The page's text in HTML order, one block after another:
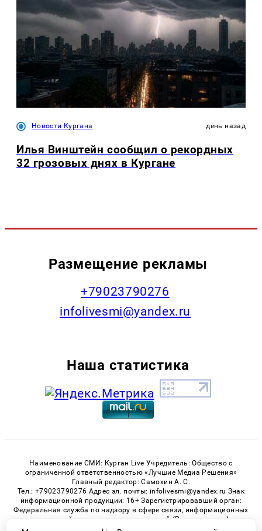
Новости Кургана день назад
Илья Винштейн сообщил о рекордных
32 грозовых днях в Кургане
Размещение рекламы
+79023790276
infolivesmi@yandex.ru
Наша статистика
Наименование СМИ: Курган Live Учредитель: Общество с
ограниченной ответственностью «Лучшие Медиа Решения»
Главный редактор: Самохин А. С.
Тел.: +79023790276 Адрес эл. почты: infolivesmi@yandex.ru Знак
информационной продукции: 16+ Зарегистрировавший орган:
Федеральная служба по надзору в сфере связи, информационных
технологий и массовых коммуникаций (Роскомнадзор)
Регистрационный номер СМИ ЭЛ № ФС 77 - 82535 от 21.01.2022